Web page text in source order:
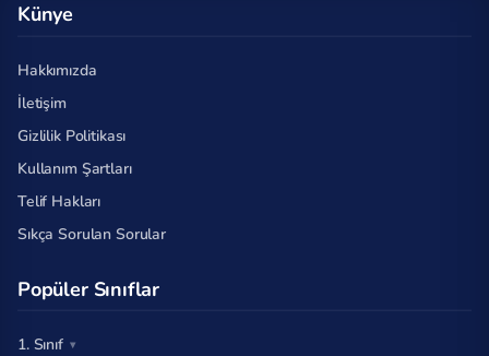
Künye
Hakkımızda
İletişim
Gizlilik Politikası
Kullanım Şartları
Telif Hakları
Sıkça Sorulan Sorular
Popüler Sınıflar
1. Sınıf